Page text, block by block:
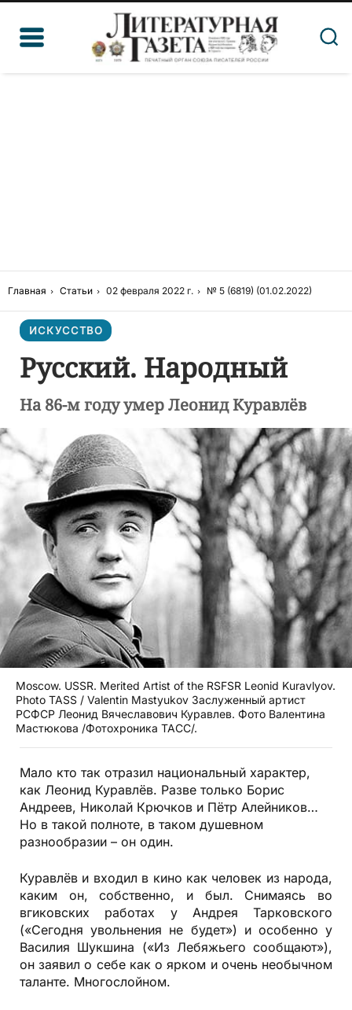
Главная Статьи 02 февраля 2022 г. № 5 (6819) (01.02.2022)
ИСКУССТВО
Русский. Народный
На 86-м году умер Леонид Куравлёв
Moscow. USSR. Merited Artist of the RSFSR Leonid Kuravlyov.
Photo TASS / Valentin Mastyukov Заслуженный артист
РСФСР Леонид Вячеславович Куравлев. Фото Валентина
Мастюкова /Фотохроника ТАСС/.
Мало кто так отразил национальный характер,
как Леонид Куравлёв. Разве только Борис
Андреев, Николай Крючков и Пётр Алейников…
Но в такой полноте, в таком душевном
разнообразии – он один.
Куравлёв и входил в кино как человек из народа,
каким он, собственно, и был. Снимаясь во
вгиковских работах у Андрея Тарковского
(«Сегодня увольнения не будет») и особенно у
Василия Шукшина («Из Лебяжьего сообщают»),
он заявил о себе как о ярком и очень необычном
таланте. Многослойном.